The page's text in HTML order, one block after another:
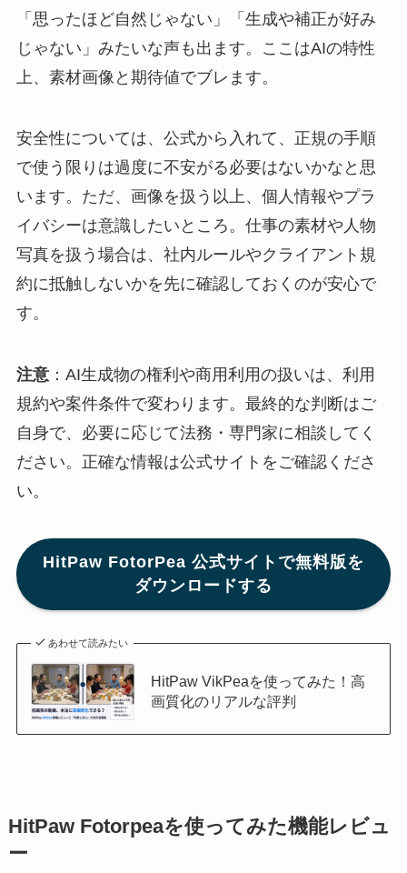
「思ったほど自然じゃない」「生成や補正が好み
じゃない」みたいな声も出ます。ここはAIの特性
上、素材画像と期待値でブレます。
安全性については、公式から入れて、正規の手順
で使う限りは過度に不安がる必要はないかなと思
います。ただ、画像を扱う以上、個人情報やプラ
イバシーは意識したいところ。仕事の素材や人物
写真を扱う場合は、社内ルールやクライアント規
約に抵触しないかを先に確認しておくのが安心で
す。
注意：AI生成物の権利や商用利用の扱いは、利用
規約や案件条件で変わります。最終的な判断はご
自身で、必要に応じて法務・専門家に相談してく
ださい。正確な情報は公式サイトをご確認くださ
い。
HitPaw FotorPea 公式サイトで無料版を
ダウンロードする
あわせて読みたい
HitPaw VikPeaを使ってみた！高
画質化のリアルな評判
HitPaw Fotorpeaを使ってみた機能レビュ
ー